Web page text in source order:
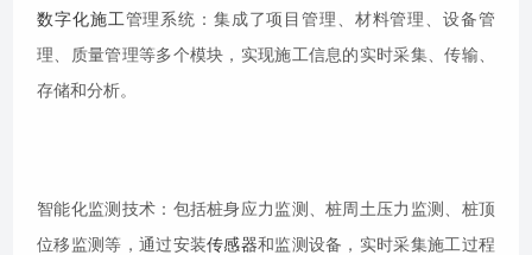
数字化施工管理系统：集成了项目管理、材料管理、设备管
理、质量管理等多个模块，实现施工信息的实时采集、传输、
存储和分析。
智能化监测技术：包括桩身应力监测、桩周土压力监测、桩顶
位移监测等，通过安装传感器和监测设备，实时采集施工过程